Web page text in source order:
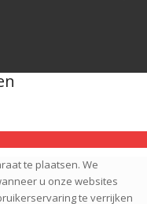
te plaatsen. We
u onze websites
te verrijken